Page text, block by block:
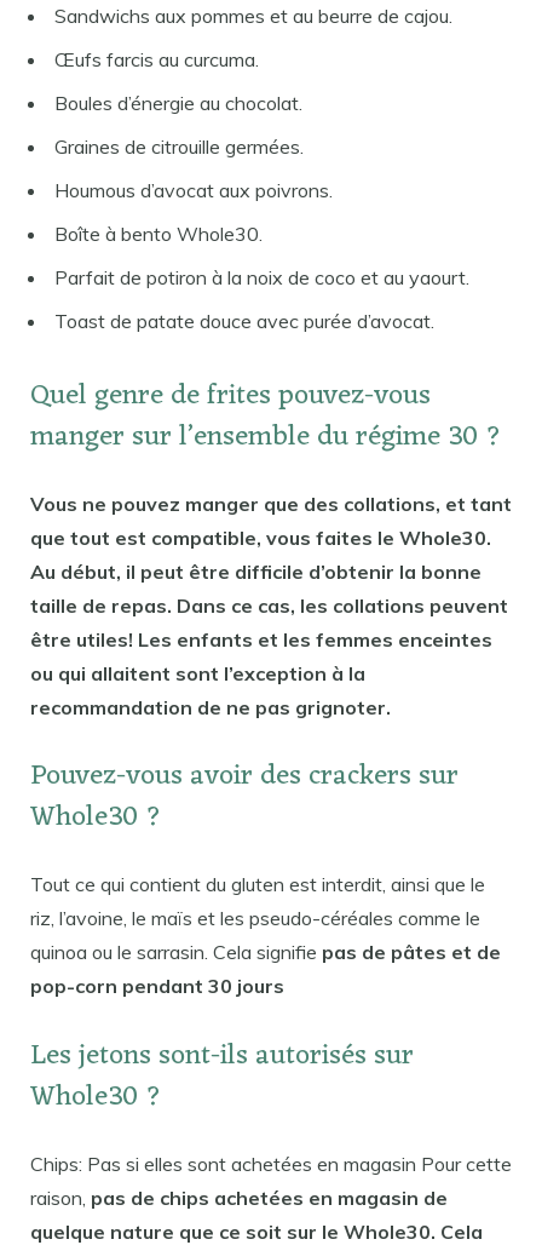
Sandwichs aux pommes et au beurre de cajou.
Œufs farcis au curcuma.
Boules d’énergie au chocolat.
Graines de citrouille germées.
Houmous d’avocat aux poivrons.
Boîte à bento Whole30.
Parfait de potiron à la noix de coco et au yaourt.
Toast de patate douce avec purée d’avocat.
Quel genre de frites pouvez-vous
manger sur l’ensemble du régime 30 ?
Vous ne pouvez manger que des collations, et tant
que tout est compatible, vous faites le Whole30.
Au début, il peut être difficile d’obtenir la bonne
taille de repas. Dans ce cas, les collations peuvent
être utiles! Les enfants et les femmes enceintes
ou qui allaitent sont l’exception à la
recommandation de ne pas grignoter.
Pouvez-vous avoir des crackers sur
Whole30 ?
Tout ce qui contient du gluten est interdit, ainsi que le
riz, l’avoine, le maïs et les pseudo-céréales comme le
quinoa ou le sarrasin. Cela signifie pas de pâtes et de
pop-corn pendant 30 jours
Les jetons sont-ils autorisés sur
Whole30 ?
Chips: Pas si elles sont achetées en magasin Pour cette
raison, pas de chips achetées en magasin de
quelque nature que ce soit sur le Whole30. Cela